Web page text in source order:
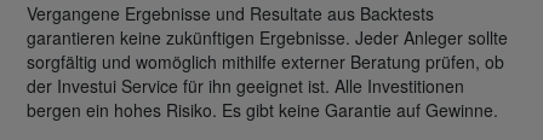
Vergangene Ergebnisse und Resultate aus Backtests
garantieren keine zukünftigen Ergebnisse. Jeder Anleger sollte
sorgfältig und womöglich mithilfe externer Beratung prüfen, ob
der Investui Service für ihn geeignet ist. Alle Investitionen
bergen ein hohes Risiko. Es gibt keine Garantie auf Gewinne.